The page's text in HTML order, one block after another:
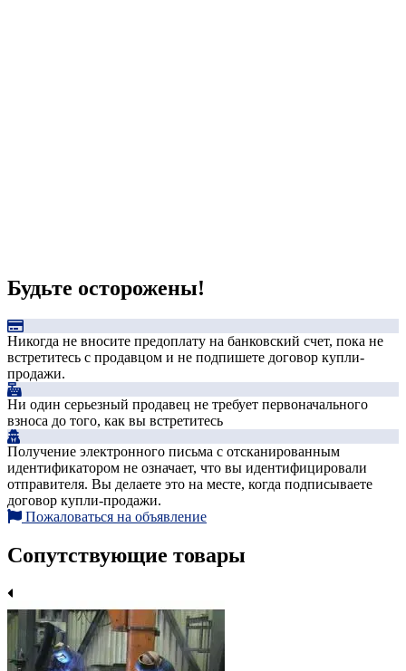
Будьте осторожены!
Никогда не вносите предоплату на банковский счет, пока не
встретитесь с продавцом и не подпишете договор купли-
продажи.
Ни один серьезный продавец не требует первоначального
взноса до того, как вы встретитесь
Получение электронного письма с отсканированным
идентификатором не означает, что вы идентифицировали
отправителя. Вы делаете это на месте, когда подписываете
договор купли-продажи.
Пожаловаться на объявление
Сопутствующие товары